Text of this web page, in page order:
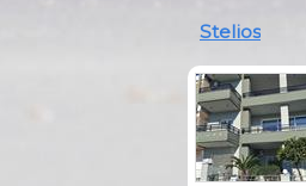
Stelios